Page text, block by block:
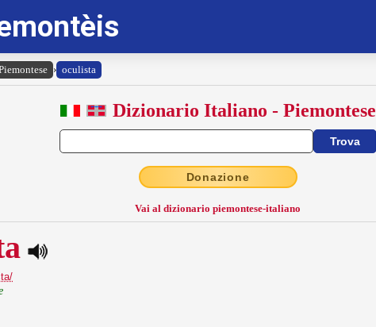
› oculista
Dizionario Italiano - Piemontese
Donazione
Vai al dizionario piemontese-italiano